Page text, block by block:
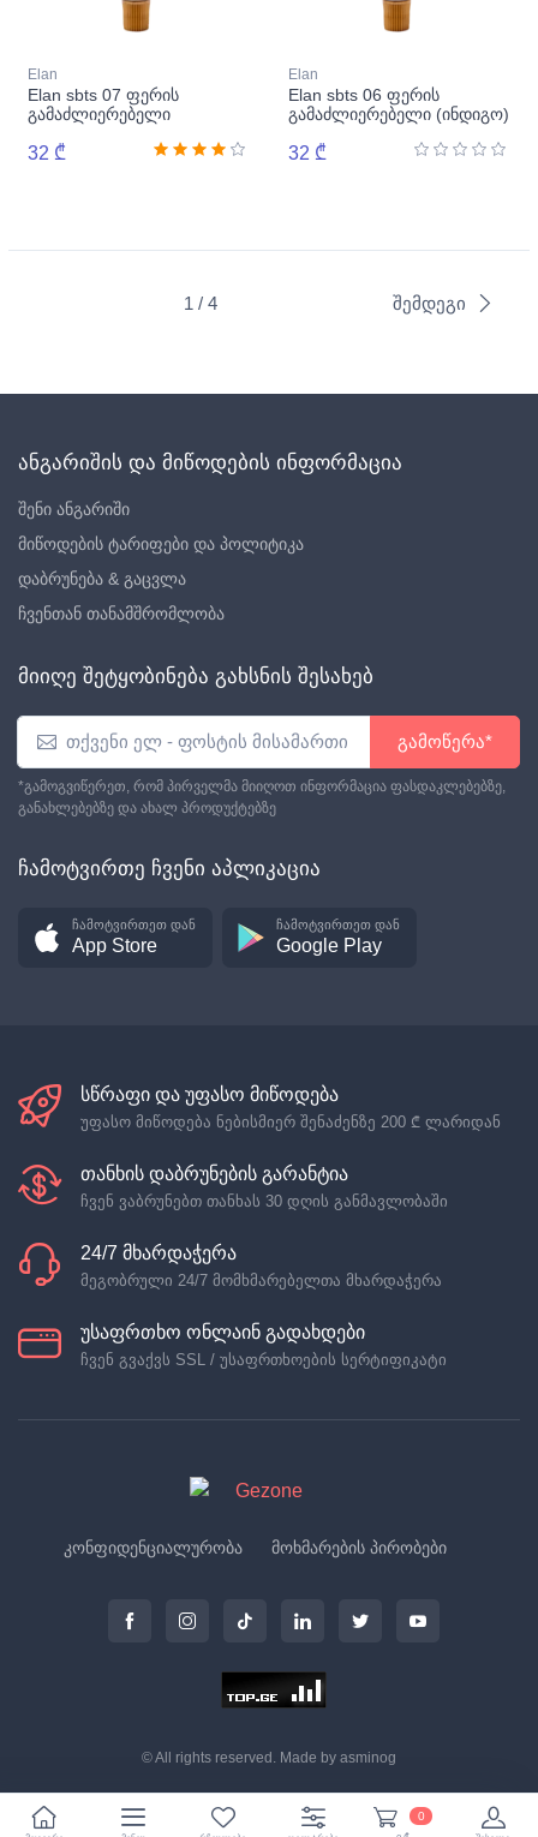
Elan
Elan sbts 07 ფერის
გამაძლიერებელი
32 ₾
Elan
Elan sbts 06 ფერის
გამაძლიერებელი (ინდიგო)
32 ₾
1 / 4 შემდეგი
ანგარიშის და მიწოდების ინფორმაცია
შენი ანგარიში
მიწოდების ტარიფები და პოლიტიკა
დაბრუნება & გაცვლა
ჩვენთან თანამშრომლობა
მიიღე შეტყობინება გახსნის შესახებ
გამოწერა*
*გამოგვიწერეთ, რომ პირველმა მიიღოთ ინფორმაცია ფასდაკლებებზე,
განახლებებზე და ახალ პროდუქტებზე
ჩამოტვირთე ჩვენი აპლიკაცია
ჩამოტვირთეთ დან
App Store
ჩამოტვირთეთ დან
Google Play
სწრაფი და უფასო მიწოდება
უფასო მიწოდება ნებისმიერ შენაძენზე 200 ₾ ლარიდან
თანხის დაბრუნების გარანტია
ჩვენ ვაბრუნებთ თანხას 30 დღის განმავლობაში
24/7 მხარდაჭერა
მეგობრული 24/7 მომხმარებელთა მხარდაჭერა
უსაფრთხო ონლაინ გადახდები
ჩვენ გვაქვს SSL / უსაფრთხოების სერტიფიკატი
კონფიდენციალურობა მოხმარების პირობები
© All rights reserved. Made by asminog
0